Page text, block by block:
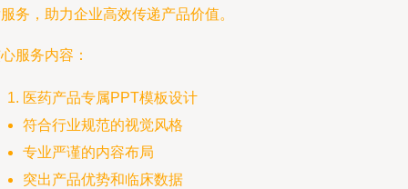
务，助力企业高效传递产品价值。
服务内容：
医药产品专属PPT模板设计
符合行业规范的视觉风格
专业严谨的内容布局
突出产品优势和临床数据